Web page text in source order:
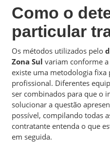
Como o
particular
Os métodos utilizados pelo
Zona Sul variam conforme a
existe uma metodologia fixa
profissional. Diferentes
ser combinados para que o
solucionar a questão
possível, compilando todas
contratante entenda o que
em seguida.